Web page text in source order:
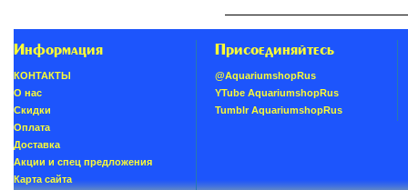
Информация
КОНТАКТЫ
О нас
Скидки
Oплатa
Доставка
Акции и спец предложения
Карта сайта
Присоединяйтесь
@AquariumshopRus
YTube AquariumshopRus
Tumblr AquariumshopRus